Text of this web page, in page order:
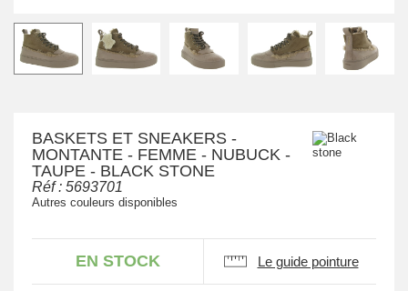
BASKETS ET SNEAKERS -
MONTANTE - FEMME - NUBUCK -
TAUPE - BLACK STONE
Réf : 5693701
Autres couleurs disponibles
EN STOCK Le guide pointure